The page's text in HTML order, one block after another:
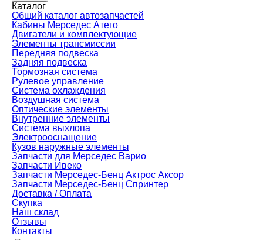
Каталог
Общий каталог автозапчастей
Кабины Мерседес Атего
Двигатели и комплектующие
Элементы трансмиссии
Передняя подвеска
Задняя подвеска
Тормозная сиcтема
Рулевое управление
Система охлаждения
Воздушная система
Оптические элементы
Внутренние элементы
Система выхлопа
Электрооснащение
Кузов наружные элементы
Запчасти для Мерседес Варио
Запчасти Ивеко
Запчасти Мерседес-Бенц Актрос Аксор
Запчасти Мерседес-Бенц Спринтер
Доставка / Оплата
Скупка
Наш склад
Отзывы
Контакты